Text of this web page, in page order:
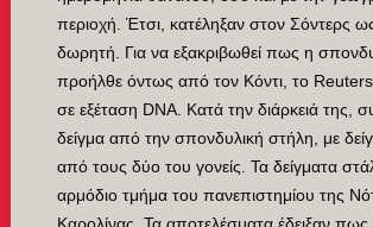
περιοχή. Έτσι, κατέληξαν στον Σόντερς
δωρητή. Για να εξακριβωθεί πως η
προήλθε όντως από τον Κόντι, το
σε εξέταση DNA. Κατά την διάρκειά της,
δείγμα από την σπονδυλική στήλη, με
από τους δύο του γονείς. Τα δείγματα
αρμόδιο τμήμα του πανεπιστημίου της
Καρολίνας. Τα αποτελέσματα έδειξαν